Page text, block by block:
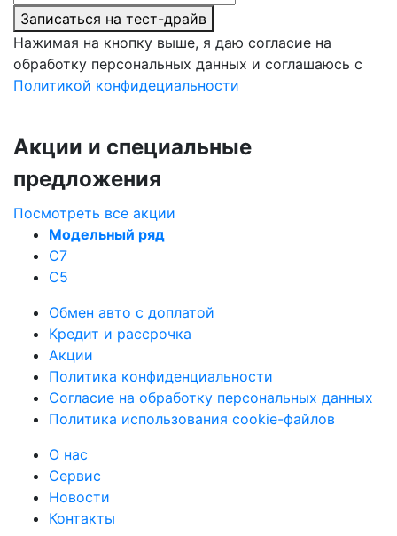
Записаться на тест-драйв
Нажимая на кнопку выше, я даю согласие на
обработку персональных данных и соглашаюсь с
Политикой конфидециальности
Акции и специальные
предложения
Посмотреть все акции
Модельный ряд
C7
C5
Обмен авто с доплатой
Кредит и рассрочка
Акции
Политика конфиденциальности
Согласие на обработку персональных данных
Политика использования cookie-файлов
О нас
Сервис
Новости
Контакты